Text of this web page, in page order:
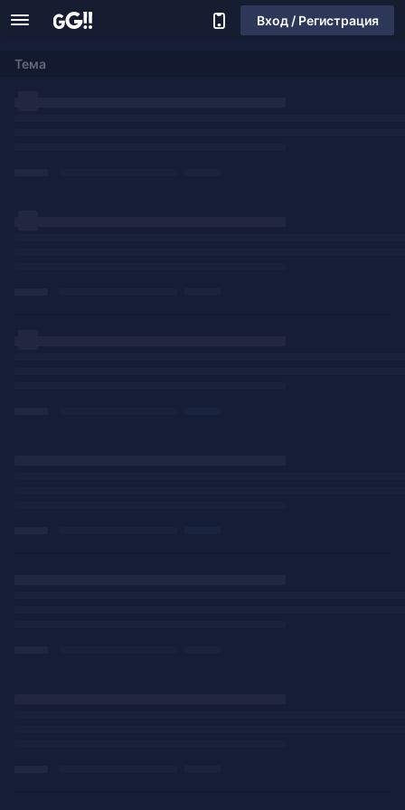
Вход / Регистрация
Тема